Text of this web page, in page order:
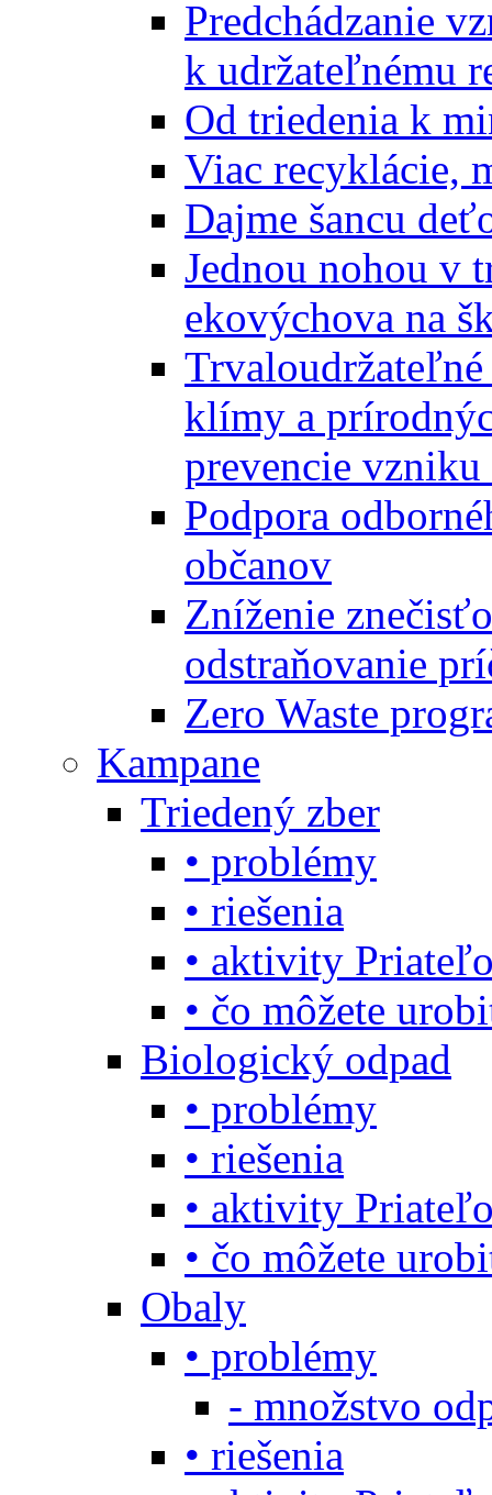
Predchádzanie
k udržateľnému
Od triedenia k
Viac recyklácie,
Dajme šancu
Jednou nohou v
ekovýchova na
klímy a
prevencie vzniku
Podpora
občanov
Zníženie
odstraňovanie
Zero Waste
Kampane
Triedený zber
• problémy
• riešenia
• aktivity
• čo môžete
Biologický odpad
• problémy
• riešenia
• aktivity
• čo môžete
Obaly
• problémy
- množstvo
• riešenia